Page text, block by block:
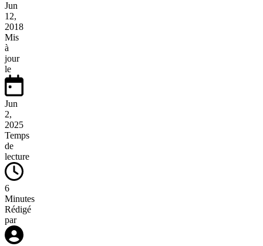
Jun
12,
2018
Mis
à
jour
le
Jun
2,
2025
Temps
de
lecture
6
Minutes
Rédigé
par